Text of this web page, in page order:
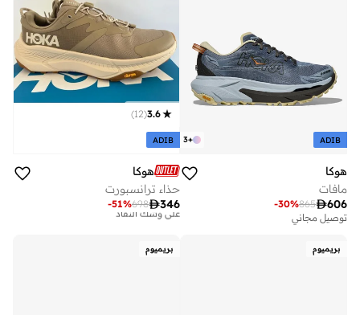
+
3 ADIB
هوكا
مافات
606
865
-30%
توصيل مجاني
3.6
(
12
)
ADIB
هوكا
حذاء ترانسبورت
346
698
-51%
توصيل مجاني
توصيل مجاني
بريميوم بريميوم